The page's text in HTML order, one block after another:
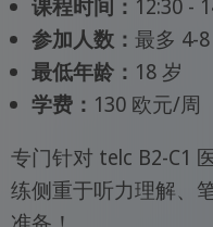
课程时间： 12:30 -
参加人数： 最多 4-8
最低年龄： 18 岁
学费： 130 欧元/周
专门针对 telc B2-C1
练侧重于听力理解、